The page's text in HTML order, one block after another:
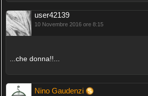
user42139
10 Novembre 2016 ore 8:15
...che donna!!...
Nino Gaudenzi